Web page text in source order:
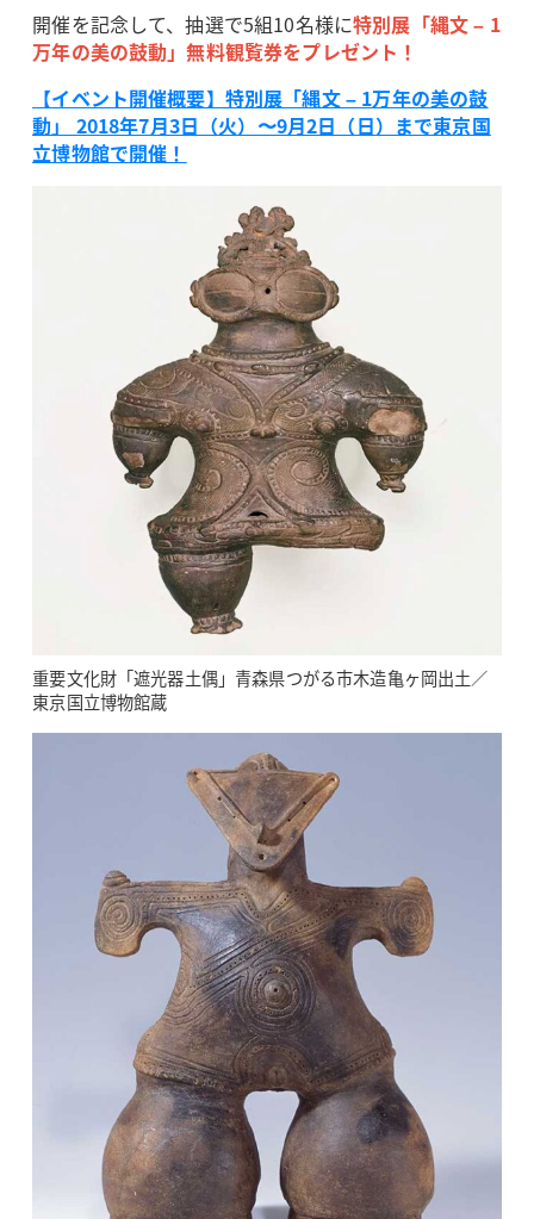
開催を記念して、抽選で5組10名様に特別展「縄文 – 1
万年の美の鼓動」無料観覧券をプレゼント！
【イベント開催概要】特別展「縄文 – 1万年の美の鼓
動」 2018年7月3日（火）〜9月2日（日）まで東京国
立博物館で開催！
重要文化財「遮光器土偶」青森県つがる市木造亀ヶ岡出土／
東京国立博物館蔵